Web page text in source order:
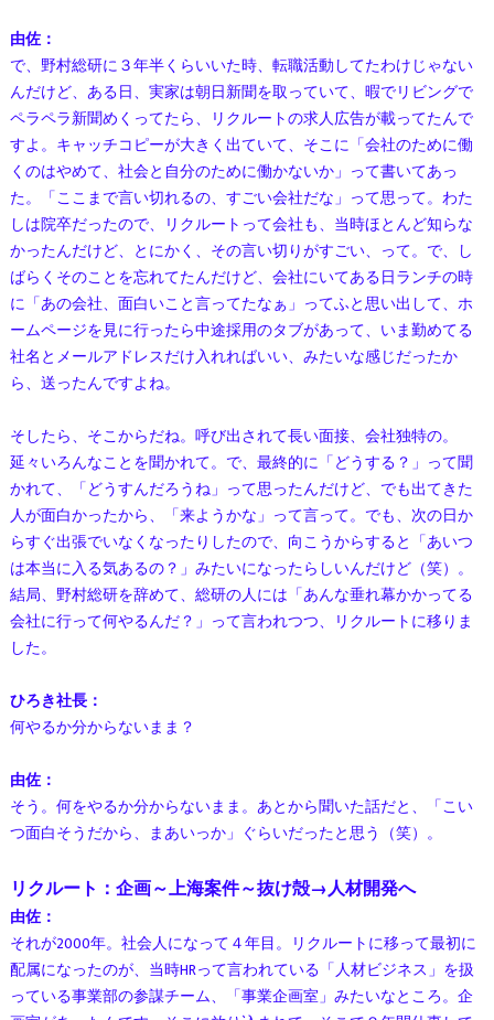
由佐：
で、野村総研に３年半くらいいた時、転職活動してたわけじゃない
んだけど、ある日、実家は朝日新聞を取っていて、暇でリビングで
ペラペラ新聞めくってたら、リクルートの求人広告が載ってたんで
すよ。キャッチコピーが大きく出ていて、そこに「会社のために働
くのはやめて、社会と自分のために働かないか」って書いてあっ
た。「ここまで言い切れるの、すごい会社だな」って思って。わた
しは院卒だったので、リクルートって会社も、当時ほとんど知らな
かったんだけど、とにかく、その言い切りがすごい、って。で、し
ばらくそのことを忘れてたんだけど、会社にいてある日ランチの時
に「あの会社、面白いこと言ってたなぁ」ってふと思い出して、ホ
ームページを見に行ったら中途採用のタブがあって、いま勤めてる
社名とメールアドレスだけ入れればいい、みたいな感じだったか
ら、送ったんですよね。
そしたら、そこからだね。呼び出されて長い面接、会社独特の。
延々いろんなことを聞かれて。で、最終的に「どうする？」って聞
かれて、「どうすんだろうね」って思ったんだけど、でも出てきた
人が面白かったから、「来ようかな」って言って。でも、次の日か
らすぐ出張でいなくなったりしたので、向こうからすると「あいつ
は本当に入る気あるの？」みたいになったらしいんだけど（笑）。
結局、野村総研を辞めて、総研の人には「あんな垂れ幕かかってる
会社に行って何やるんだ？」って言われつつ、リクルートに移りま
した。
ひろき社長：
何やるか分からないまま？
由佐：
そう。何をやるか分からないまま。あとから聞いた話だと、「こい
つ面白そうだから、まあいっか」ぐらいだったと思う（笑）。
リクルート：企画～上海案件～抜け殻→人材開発へ
由佐：
それが2000年。社会人になって４年目。リクルートに移って最初に
配属になったのが、当時HRって言われている「人材ビジネス」を扱
っている事業部の参謀チーム、「事業企画室」みたいなところ。企